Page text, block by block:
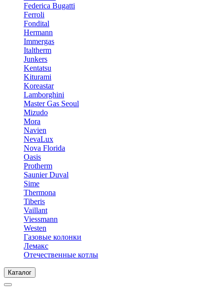
Federica Bugatti
Ferroli
Fondital
Hermann
Immergas
Italtherm
Junkers
Kentatsu
Kiturami
Koreastar
Lamborghini
Master Gas Seoul
Mizudo
Mora
Navien
NevaLux
Nova Florida
Oasis
Protherm
Saunier Duval
Sime
Thermona
Tiberis
Vaillant
Viessmann
Westen
Газовые колонки
Лемакс
Отечественные котлы
Каталог